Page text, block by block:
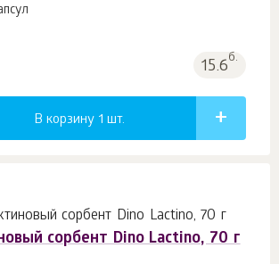
15.6б.
В корзину 1 шт.
сорбент Dino Lactino, 70 г